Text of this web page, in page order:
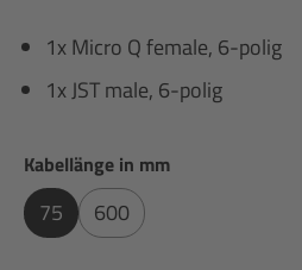
1x Micro Q female, 6-polig
1x JST male, 6-polig
Kabellänge in mmauswählen
75 600